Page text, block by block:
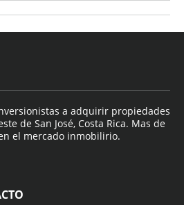
a adquirir propiedades
de San José, Costa Rica. Mas de
el mercado inmobilirio.